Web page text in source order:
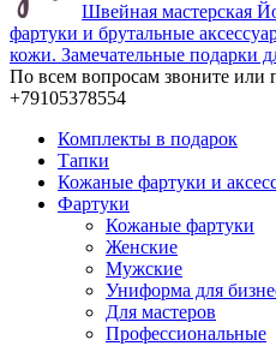
Швейная мастерская
фартуки и брутальные
кожи. Замечательные подарки
По всем вопросам звоните или
+79105378554
Комплекты в подарок
Тапки
Кожаные фартуки и
Фартуки
Кожаные фартуки
Женские
Мужские
Униформа для
Для мастеров
Профессиональные